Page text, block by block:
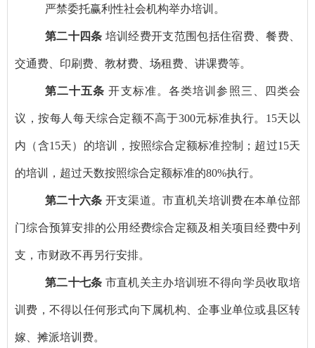
严禁委托赢利性社会机构举办培训。
第二十四条 培训经费开支范围包括住宿费、餐费、
交通费、印刷费、教材费、场租费、讲课费等。
第二十五条 开支标准。各类培训参照三、四类会
议，按每人每天综合定额不高于300元标准执行。 15天以
内（含15天）的培训，按照综合定额标准控制；超过15天
的培训，超过天数按照综合定额标准的80%执行。
第二十六条 开支渠道。市直机关培训费在本单位部
门综合预算安排的公用经费综合定额及相关项目经费中列
支，市财政不再另行安排。
第二十七条 市直机关主办培训班不得向学员收取培
训费，不得以任何形式向下属机构、企事业单位或县区转
嫁、摊派培训费。